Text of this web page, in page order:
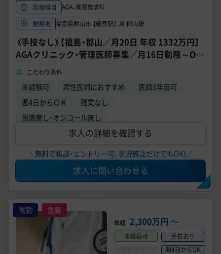
診療科目
AGA、美容皮膚科
勤務地 福島県郡山市 【最寄駅】 JR 郡山駅
《手技なし》【福島・郡山／月20日 年収 1332万円】
AGAクリニック・管理医師募集／月16日勤務～OK
／問診のみ
こだわり条件
未経験可 男性医師におすすめ
医師3年目可
週4日からＯＫ
残業なし
当直無し・オンコール無し
求人の詳細を確認する
＼無料で相談・エントリー可、状況確認だけでもOK!／
求人に問い合わせる
常勤 急募
年収 2,300万円 〜
未経験可
手技あり
週4日からOK